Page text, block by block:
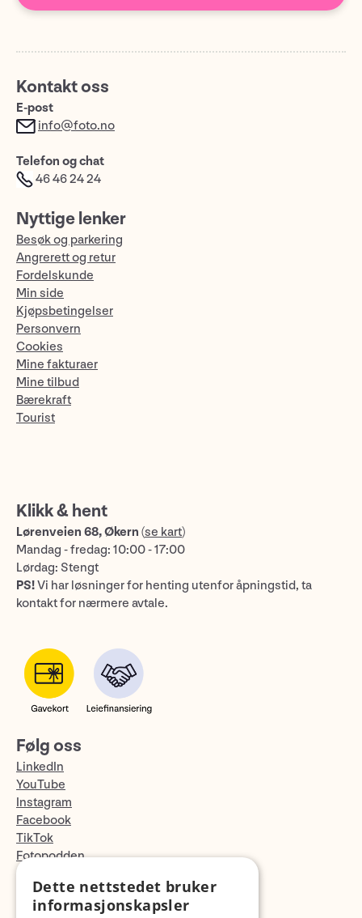
Kontakt oss
E-post
info@foto.no
Telefon og chat
46 46 24 24
Nyttige lenker
Besøk og parkering
Angrerett og retur
Fordelskunde
Min side
Kjøpsbetingelser
Personvern
Cookies
Mine fakturaer
Mine tilbud
Bærekraft
Tourist
Klikk & hent
Lørenveien 68, Økern (se kart)
Mandag - fredag: 10:00 - 17:00
Lørdag: Stengt
PS!Vi har løsninger for henting utenfor åpningstid, ta
kontakt for nærmere avtale.
Følg oss
LinkedIn
YouTube
Instagram
Facebook
TikTok
Fotopodden
Med forbehold om skrive- og lagerfeil
Dette nettstedet bruker
informasjonskapsler